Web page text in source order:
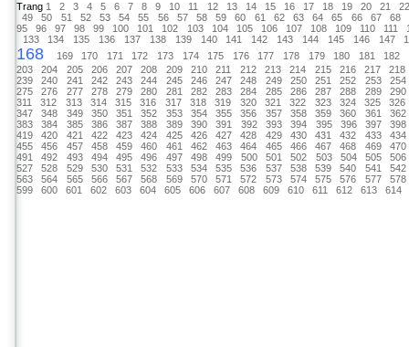
Trang 1 2 3 4 5 6 7 8 9 10 11 12 13 14 15 16 17 18 19 20 21
22
49
50 51 52 53 54 55 56 57 58 59 60 61 62 63 64 65 66 67
68
95
96 97 98 99 100 101 102 103 104 105 106 107 108 109 110 111
133
134 135 136 137 138 139 140 141 142 143 144 145 146 147
168 169 170 171 172 173 174 175 176 177 178 179 180 181 182
203
204 205 206 207 208 209 210 211 212 213 214 215 216 217
218
239
240 241 242 243 244 245 246 247 248 249 250 251 252 253
254
275
276 277 278 279 280 281 282 283 284 285 286 287 288 289
290
311
312 313 314 315 316 317 318 319 320 321 322 323 324 325
326
347
348 349 350 351 352 353 354 355 356 357 358 359 360 361
362
383
384 385 386 387 388 389 390 391 392 393 394 395 396 397
398
419
420 421 422 423 424 425 426 427 428 429 430 431 432 433
434
455
456 457 458 459 460 461 462 463 464 465 466 467 468 469
470
491
492 493 494 495 496 497 498 499 500 501 502 503 504 505
506
527
528 529 530 531 532 533 534 535 536 537 538 539 540 541
542
563
564 565 566 567 568 569 570 571 572 573 574 575 576 577
578
599
600 601 602 603 604 605 606 607 608 609 610 611 612 613 614